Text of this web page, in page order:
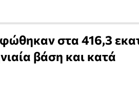
στα 416,3
βάση και κατά